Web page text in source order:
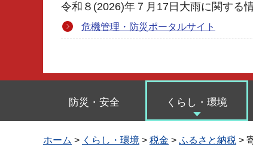
令和８(2026)年７月17日大雨に関する
危機管理・防災ポータルサイト
防災・安全 くらし・環境
ホーム > くらし・環境 > 税金 > ふるさと納税 >